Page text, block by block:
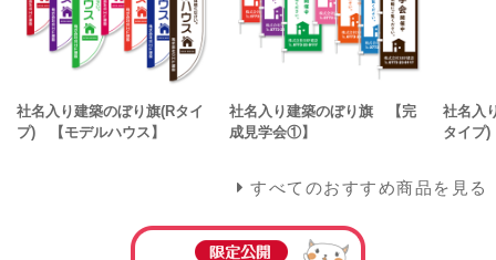
社名入り建築のぼり旗(Rタイ
プ) 【モデルハウス】
社名入り建築のぼり旗 【完
成見学会①】
社名入
タイプ
すべてのおすすめ商品を見る